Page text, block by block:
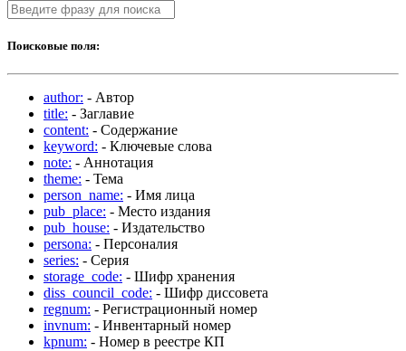
Поисковые поля:
author: - Автор
title: - Заглавие
content: - Содержание
keyword: - Ключевые слова
note: - Аннотация
theme: - Тема
person_name: - Имя лица
pub_place: - Место издания
pub_house: - Издательство
persona: - Персоналия
series: - Серия
storage_code: - Шифр хранения
diss_council_code: - Шифр диссовета
regnum: - Регистрационный номер
invnum: - Инвентарный номер
kpnum: - Номер в реестре КП